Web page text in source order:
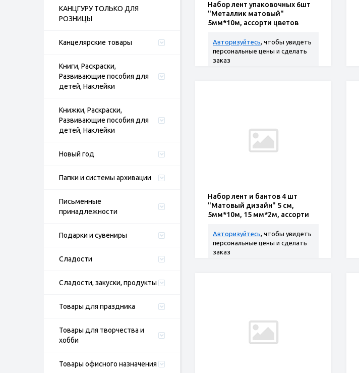
КАНЦГУРУ ТОЛЬКО ДЛЯ
РОЗНИЦЫ
Канцелярские товары
Книги, Раскраски,
Развивающие пособия для
детей, Наклейки
Книжки, Раскраски,
Развивающие пособия для
детей, Наклейки
Новый год
Папки и системы архивации
Письменные
принадлежности
Подарки и сувениры
Сладости
Сладости, закуски, продукты
Товары для праздника
Товары для творчества и
хобби
Товары офисного назначения
Набор лент упаковочных 6шт
"Металлик матовый"
5мм*10м, ассорти цветов
Авторизуйтесь, чтобы увидеть
персональные цены и сделать
заказ
Набор лент и бантов 4 шт
"Матовый дизайн" 5 см,
5мм*10м, 15 мм*2м, ассорти
Авторизуйтесь, чтобы увидеть
персональные цены и сделать
заказ